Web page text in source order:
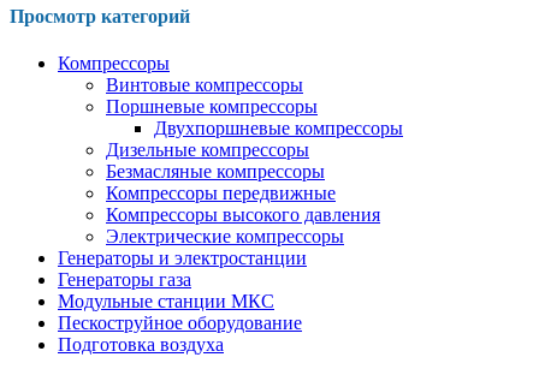
Просмотр категорий
Компрессоры
Винтовые компрессоры
Поршневые компрессоры
Двухпоршневые компрессоры
Дизельные компрессоры
Безмасляные компрессоры
Компрессоры передвижные
Компрессоры высокого давления
Электрические компрессоры
Генераторы и электростанции
Генераторы газа
Модульные станции МКС
Пескоструйное оборудование
Подготовка воздуха